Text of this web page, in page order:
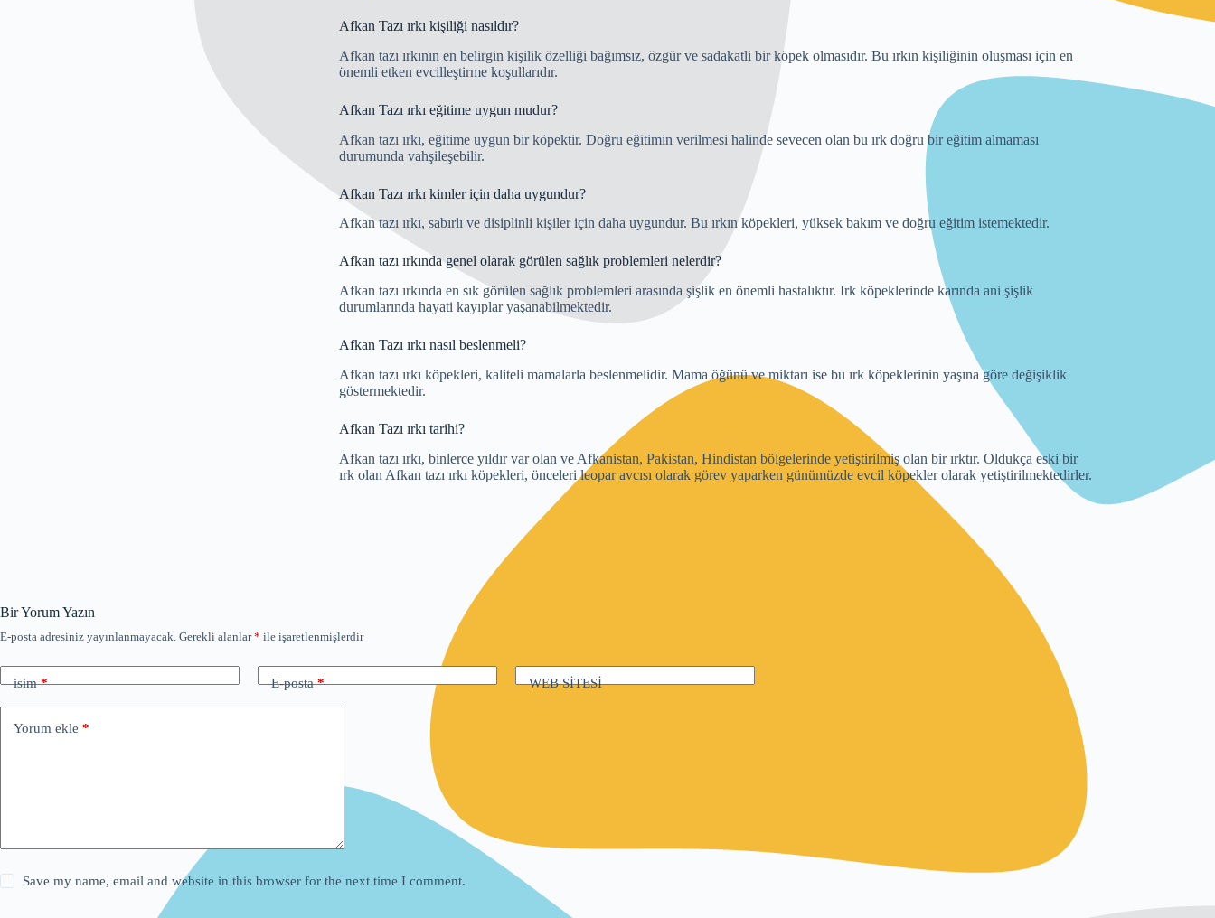
Afkan Tazı ırkı kişiliği nasıldır?
Afkan tazı ırkının en belirgin kişilik özelliği bağımsız, özgür ve sadakatli bir köpek olmasıdır. Bu ırkın kişiliğinin oluşması için en
önemli etken evcilleştirme koşullarıdır.
Afkan Tazı ırkı eğitime uygun mudur?
Afkan tazı ırkı, eğitime uygun bir köpektir. Doğru eğitimin verilmesi halinde sevecen olan bu ırk doğru bir eğitim almaması
durumunda vahşileşebilir.
Afkan Tazı ırkı kimler için daha uygundur?
Afkan tazı ırkı, sabırlı ve disiplinli kişiler için daha uygundur. Bu ırkın köpekleri, yüksek bakım ve doğru eğitim istemektedir.
Afkan tazı ırkında genel olarak görülen sağlık problemleri nelerdir?
Afkan tazı ırkında en sık görülen sağlık problemleri arasında şişlik en önemli hastalıktır. Irk köpeklerinde karında ani şişlik
durumlarında hayati kayıplar yaşanabilmektedir.
Afkan Tazı ırkı nasıl beslenmeli?
Afkan tazı ırkı köpekleri, kaliteli mamalarla beslenmelidir. Mama öğünü ve miktarı ise bu ırk köpeklerinin yaşına göre değişiklik
göstermektedir.
Afkan Tazı ırkı tarihi?
Afkan tazı ırkı, binlerce yıldır var olan ve Afkanistan, Pakistan, Hindistan bölgelerinde yetiştirilmiş olan bir ırktır. Oldukça eski bir
ırk olan Afkan tazı ırkı köpekleri, önceleri leopar avcısı olarak görev yaparken günümüzde evcil köpekler olarak yetiştirilmektedirler.
Bir Yorum Yazın
E-posta adresiniz yayınlanmayacak. Gerekli alanlar* ile işaretlenmişlerdir
isim* E-posta* WEB SİTESİ
Yorum ekle *
Save my name, email and website in this browser for the next time I comment.